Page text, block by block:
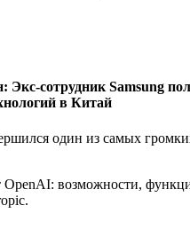
сотрудник Samsung